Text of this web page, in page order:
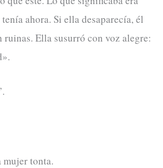
ahora. Si ella desaparecía, él
ruinas. Ella susurró con voz alegre:
mujer tonta.